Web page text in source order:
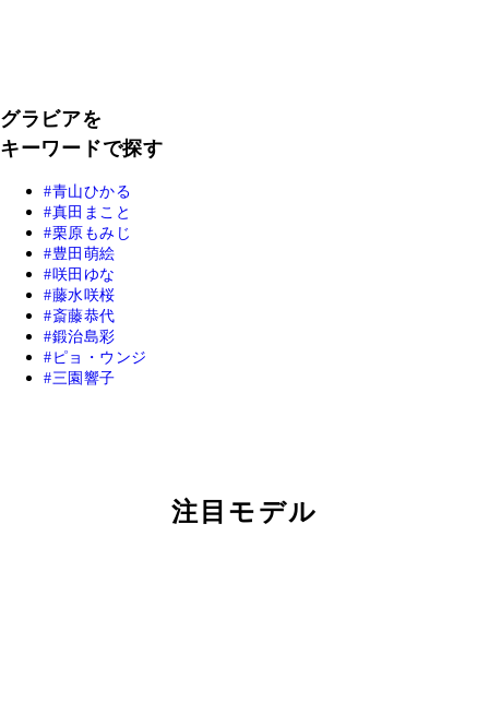
グラビアを
キーワードで探す
青山ひかる
真田まこと
栗原もみじ
豊田萌絵
咲田ゆな
藤水咲桜
斎藤恭代
鍛治島彩
ピョ・ウンジ
三園響子
注目モデル